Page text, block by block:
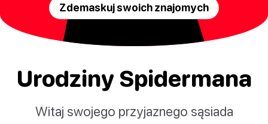
Zdemaskuj swoich znajomych
Urodziny Spidermana
Witaj swojego przyjaznego sąsiada